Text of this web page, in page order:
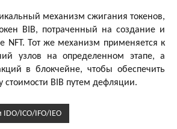
механизм сжигания токенов,
BIB, потраченный на создание и
NFT. Тот же механизм применяется к
узлов на определенном этапе, а
в блокчейне, чтобы обеспечить
стоимости BIB путем дефляции.
IDO/ICO/IFO/IEO